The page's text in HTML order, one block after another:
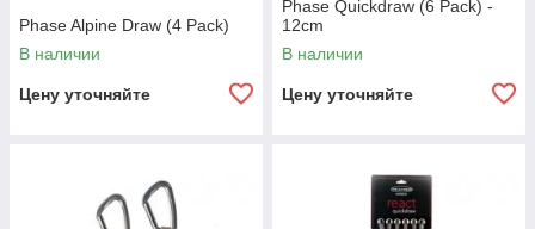
Phase Alpine Draw (4 Pack)
В наличии
Цену уточняйте
Phase Quickdraw (6 Pack) -
12cm
В наличии
Цену уточняйте